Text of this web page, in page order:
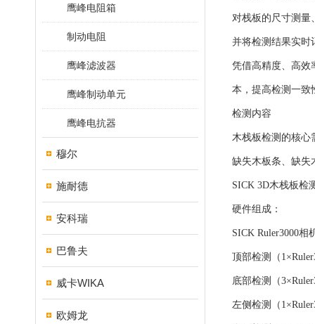
鹰峰电阻箱
制动电阻
鹰峰滤波器
鹰峰制动单元
鹰峰电抗器
穆尔
施耐德
安科瑞
巴鲁夫
威卡WIKA
欧姆龙
对栈板的尺寸测量
并将检测结果实时
凭借高精度、高效
本，提高检测一致
检测内容
木栈板检测的核心
缺失木板条、缺失
SICK 3D木栈板检
硬件组成：
SICK Ruler3000相
顶部检测（
底部检测（
左侧检测（